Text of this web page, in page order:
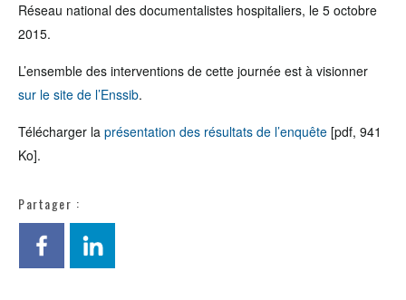
Réseau national des documentalistes hospitaliers, le 5 octobre
2015.
L’ensemble des interventions de cette journée est à visionner
sur le site de l’Enssib.
Télécharger la présentation des résultats de l’enquête [pdf, 941
Ko].
Partager :